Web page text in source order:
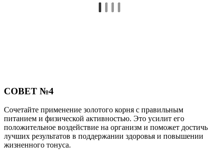
СОВЕТ №4
Сочетайте применение золотого корня с правильным
питанием и физической активностью. Это усилит его
положительное воздействие на организм и поможет достичь
лучших результатов в поддержании здоровья и повышении
жизненного тонуса.